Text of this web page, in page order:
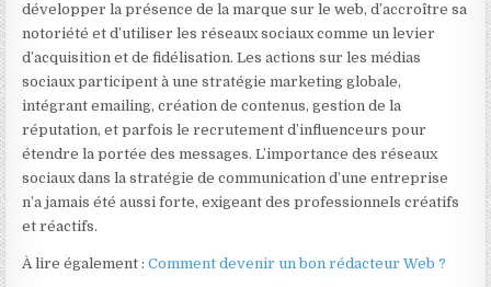
développer la présence de la marque sur le web, d’accroître sa
notoriété et d’utiliser les réseaux sociaux comme un levier
d’acquisition et de fidélisation. Les actions sur les médias
sociaux participent à une stratégie marketing globale,
intégrant emailing, création de contenus, gestion de la
réputation, et parfois le recrutement d’influenceurs pour
étendre la portée des messages. L’importance des réseaux
sociaux dans la stratégie de communication d’une entreprise
n’a jamais été aussi forte, exigeant des professionnels créatifs
et réactifs.
À lire également :Comment devenir un bon rédacteur Web ?